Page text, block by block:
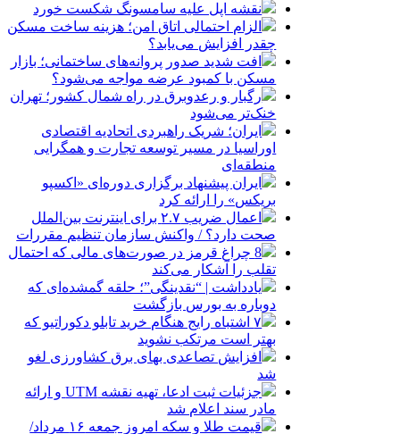
نقشه اپل علیه سامسونگ شکست خورد
الزام احتمالی اتاق امن؛ هزینه ساخت مسکن
چقدر افزایش می‌یابد؟
افت شدید صدور پروانه‌های ساختمانی؛ بازار
مسکن با کمبود عرضه مواجه می‌شود؟
رگبار و رعدوبرق در راه شمال کشور؛ تهران
خنک‌تر می‌شود
ایران؛ شریک راهبردی اتحادیه اقتصادی
اوراسیا در مسیر توسعه تجارت و همگرایی
منطقه‌ای
ایران پیشنهاد برگزاری دوره‌ای «اکسپو
بریکس» را ارائه کرد
اعمال ضریب ۲.۷ برای اینترنت بین‌الملل
صحت دارد؟ / واکنش سازمان تنظیم مقررات
8 چراغ قرمز در صورت‌های مالی که احتمال
تقلب را آشکار می‌کند
یادداشت | “نقدینگی”؛ حلقه گمشده‌ای که
دوباره به بورس بازگشت
۷ اشتباه رایج هنگام خرید تابلو دکوراتیو که
بهتر است مرتکب نشوید
افزایش تصاعدی بهای برق کشاورزی لغو
شد
جزئیات ثبت ادعا، تهیه نقشه UTM و ارائه
مادر سند اعلام شد
قیمت طلا و سکه امروز جمعه ۱۶ مرداد/